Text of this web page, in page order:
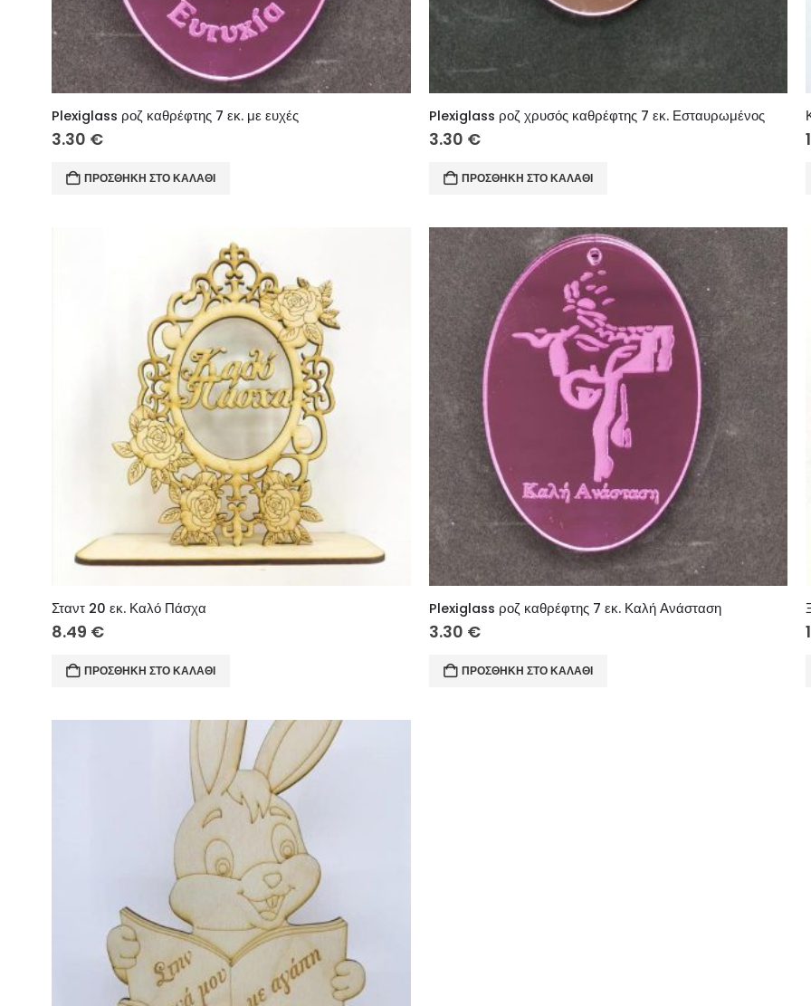
Plexiglass ροζ καθρέφτης 7 εκ. με ευχές
3.30 €
ΠΡΟΣΘΉΚΗ ΣΤΟ ΚΑΛΆΘΙ
Plexiglass ροζ χρυσός καθρέφτης 7 εκ. Εσταυρωμένος
3.30 €
ΠΡΟΣΘΉΚΗ ΣΤΟ ΚΑΛΆΘΙ
Σταντ 20 εκ. Καλό Πάσχα
8.49 €
ΠΡΟΣΘΉΚΗ ΣΤΟ ΚΑΛΆΘΙ
Plexiglass ροζ καθρέφτης 7 εκ. Καλή Ανάσταση
3.30 €
ΠΡΟΣΘΉΚΗ ΣΤΟ ΚΑΛΆΘΙ